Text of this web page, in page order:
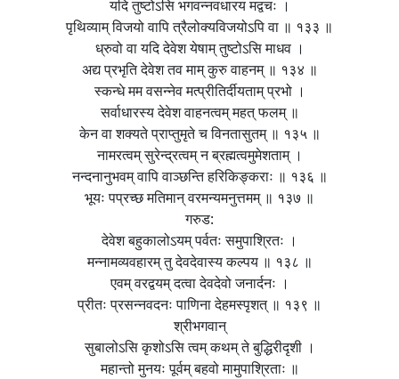
यदि तुष्टोऽसि भगवन्नवधारय मद्वचः ।
पृथिव्याम् विजयो वापि त्रैलोक्यविजयोऽपि वा ॥ १३३ ॥
ध्रुवो वा यदि देवेश येषाम् तुष्टोऽसि माधव ।
अद्य प्रभृति देवेश तव माम् कुरु वाहनम् ॥ १३४ ॥
स्कन्धे मम वसन्नेव मत्प्रीतिर्दीयताम् प्रभो ।
सर्वाधारस्य देवेश वाहनत्वम् महत् फलम् ॥
केन वा शक्यते प्राप्तुमृते च विनतासुतम् ॥ १३५ ॥
नामरत्वम् सुरेन्द्रत्वम् न ब्रह्मत्वमुमेशताम् ।
नन्दनानुभवम् वापि वाञ्छन्ति हरिकिङ्कराः ॥ १३६ ॥
भूयः पप्रच्छ मतिमान् वरमन्यमनुत्तमम् ॥ १३७ ॥
गरुड:
देवेश बहुकालोऽयम् पर्वतः समुपाश्रितः ।
मन्नामव्यवहारम् तु देवदेवास्य कल्पय ॥ १३८ ॥
एवम् वरद्वयम् दत्वा देवदेवो जनार्दनः ।
प्रीतः प्रसन्नवदनः पाणिना देहमस्पृशत् ॥ १३९ ॥
श्रीभगवान्
सुबालोऽसि कृशोऽसि त्वम् कथम् ते बुद्धिरीदृशी ।
महान्तो मुनयः पूर्वम् बहवो मामुपाश्रिताः ॥